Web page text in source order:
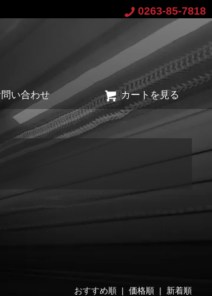
0263-85-7818
問い合わせ カートを見る
おすすめ順 | 価格順| 新着順